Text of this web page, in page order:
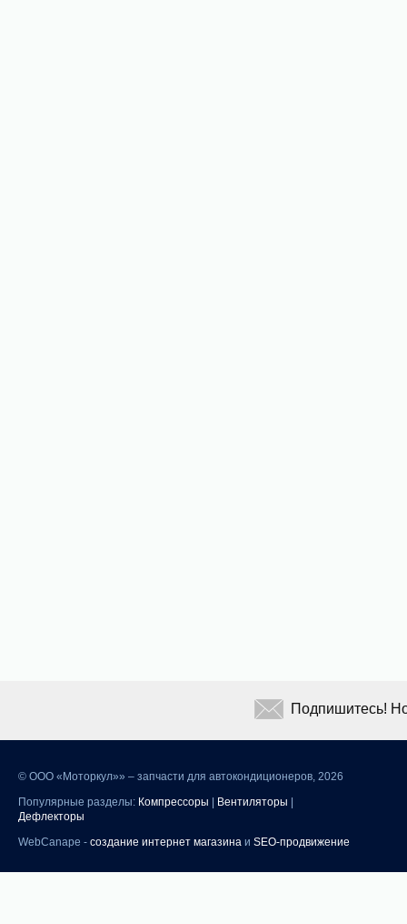
© ООО «Моторкул»» – запчасти для автокондиционеров, 2026
Популярные разделы: Компрессоры Вентиляторы
Дефлекторы
WebCanape - создание интернет магазина и SEO-продвижение
Подпишитесь!